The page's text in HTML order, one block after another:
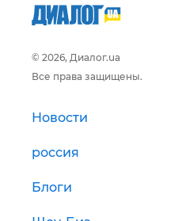
© 2026, Диалог.ua
Все права защищены.
Новости
россия
Блоги